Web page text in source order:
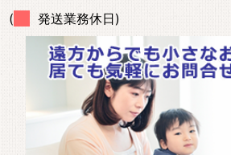
( 発送業務休日)